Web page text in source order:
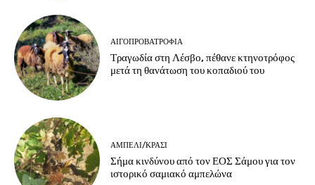
ΑΙΓΟΠΡΟΒΑΤΡΟΦΊΑ
Τραγωδία στη Λέσβο, πέθανε κτηνοτρόφος
μετά τη θανάτωση του κοπαδιού του
ΑΜΠΈΛΙ/ΚΡΑΣΊ
Σήμα κινδύνου από τον ΕΟΣ Σάμου για τον
ιστορικό σαμιακό αμπελώνα